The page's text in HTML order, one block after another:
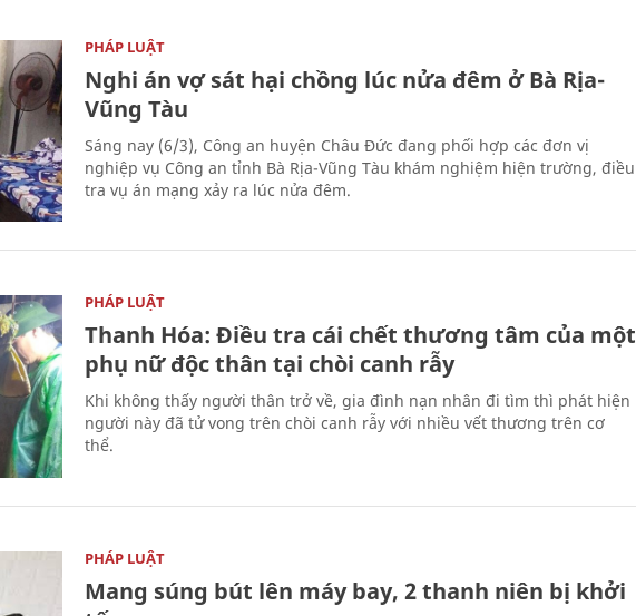
PHÁP LUẬT
Nghi án vợ sát hại chồng lúc nửa đêm ở Bà Rịa-
Vũng Tàu
Sáng nay (6/3), Công an huyện Châu Đức đang phối hợp các đơn vị
nghiệp vụ Công an tỉnh Bà Rịa-Vũng Tàu khám nghiệm hiện trường, điều
tra vụ án mạng xảy ra lúc nửa đêm.
PHÁP LUẬT
Thanh Hóa: Điều tra cái chết thương tâm của một
phụ nữ độc thân tại chòi canh rẫy
Khi không thấy người thân trở về, gia đình nạn nhân đi tìm thì phát hiện
người này đã tử vong trên chòi canh rẫy với nhiều vết thương trên cơ
thể.
PHÁP LUẬT
Mang súng bút lên máy bay, 2 thanh niên bị khởi